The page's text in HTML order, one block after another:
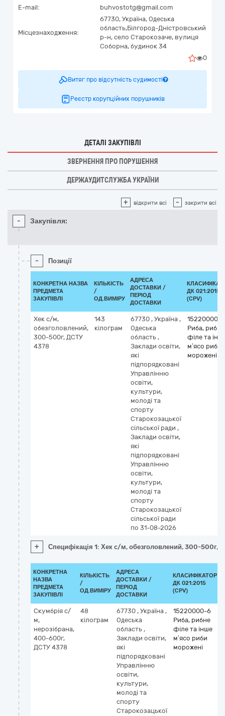
E-mail:
buhvostotg@gmail.com
Місцезнаходження:
67730, Україна, Одеська
область,Білгород-Дністровський
р-н, село Старокозаче, вулиця
Соборна, будинок 34
0
Витяг про відсутність судимості
Реєстр корупційних порушників
ДЕТАЛІ ЗАКУПІВЛІ
ЗВЕРНЕННЯ ПРО ПОРУШЕННЯ
ДЕРЖАУДИТСЛУЖБА УКРАЇНИ
+ відкрити всі - закрити всі
- Закупівля:
- Позиції
КОНКРЕТНА НАЗВА
ПРЕДМЕТА
ЗАКУПІВЛІ
КІЛЬКІСТЬ
/
ОД.ВИМІРУ
АДРЕСА
ДОСТАВКИ /
ПЕРІОД
ДОСТАВКИ
ДК 021:2015
(CPV)
Хек с/м,
обезголовлений,
300-500г, ДСТУ
4378
143
кілограм
67730 , Україна ,
Одеська
область ,
Заклади освіти,
які
підпорядковані
Управлінню
освіти,
культури,
молоді та
спорту
Старокозацької
сільської ради ,
Заклади освіти,
які
підпорядковані
Управлінню
освіти,
культури,
молоді та
спорту
Старокозацької
сільської ради
по 31-08-2026
15220000-6
Риба, рибне
філе та
м’ясо риби
морожені
+ Специфікація 1: Хек с/м, обезголовлений, 300-500г,
КОНКРЕТНА
НАЗВА
ПРЕДМЕТА
ЗАКУПІВЛІ
КІЛЬКІСТЬ
/
ОД.ВИМІРУ
АДРЕСА
ДОСТАВКИ /
ПЕРІОД
ДОСТАВКИ
КЛАСИФІКАТОР
ДК 021:2015
(CPV)
Скумбрія с/
м,
нерозібрана,
400-600г,
ДСТУ 4378
48
кілограм
67730 , Україна ,
Одеська
область ,
Заклади освіти,
які
підпорядковані
Управлінню
освіти,
культури,
молоді та
спорту
Старокозацької
15220000-6
Риба, рибне
філе та інше
м’ясо риби
морожені